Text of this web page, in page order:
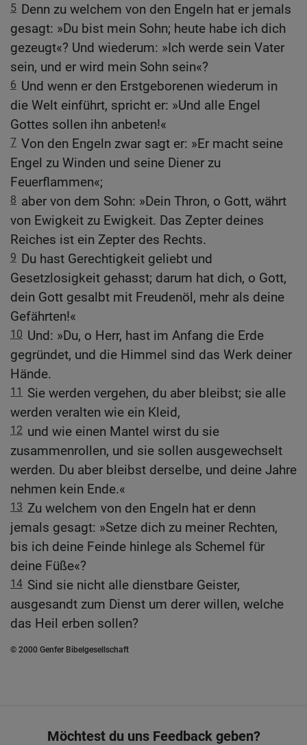
5 Denn zu welchem von den Engeln hat er jemals
gesagt: »Du bist mein Sohn; heute habe ich dich
gezeugt«? Und wiederum: »Ich werde sein Vater
sein, und er wird mein Sohn sein«?
6 Und wenn er den Erstgeborenen wiederum in
die Welt einführt, spricht er: »Und alle Engel
Gottes sollen ihn anbeten!«
7 Von den Engeln zwar sagt er: »Er macht seine
Engel zu Winden und seine Diener zu
Feuerflammen«;
8 aber von dem Sohn: »Dein Thron, o Gott, währt
von Ewigkeit zu Ewigkeit. Das Zepter deines
Reiches ist ein Zepter des Rechts.
9 Du hast Gerechtigkeit geliebt und
Gesetzlosigkeit gehasst; darum hat dich, o Gott,
dein Gott gesalbt mit Freudenöl, mehr als deine
Gefährten!«
10 Und: »Du, o Herr, hast im Anfang die Erde
gegründet, und die Himmel sind das Werk deiner
Hände.
11
Sie werden vergehen, du aber bleibst; sie alle
werden veralten wie ein Kleid,
12 und wie einen Mantel wirst du sie
zusammenrollen, und sie sollen ausgewechselt
werden. Du aber bleibst derselbe, und deine Jahre
nehmen kein Ende.«
13 Zu welchem von den Engeln hat er denn
jemals gesagt: »Setze dich zu meiner Rechten,
bis ich deine Feinde hinlege als Schemel für
deine Füße«?
14 Sind sie nicht alle dienstbare Geister,
ausgesandt zum Dienst um derer willen, welche
das Heil erben sollen?
© 2000 Genfer Bibelgesellschaft
Möchtest du uns Feedback geben?